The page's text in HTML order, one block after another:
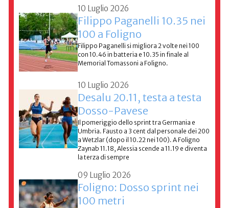
10 Luglio 2026
Filippo Paganelli 10.35 nei
100 a Foligno
Filippo Paganelli si migliora 2 volte nei 100
con 10.46 in batteria e 10.35 in finale al
Memorial Tomassoni a Foligno.
10 Luglio 2026
Desalu 20.11, testa a testa
Dosso-Pavese
Il pomeriggio dello sprint tra Germania e
Umbria. Fausto a 3 cent dal personale dei 200
a Wetzlar (dopo il 10.22 nei 100). A Foligno
Zaynab 11.18, Alessia scende a 11.19 e diventa
la terza di sempre
09 Luglio 2026
Foligno: Dosso sprint nei
100 metri